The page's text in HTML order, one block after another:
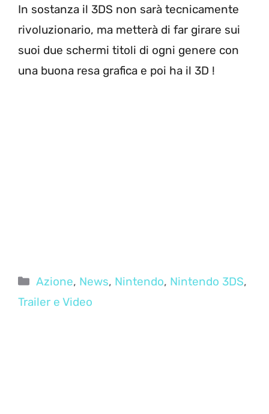
In sostanza il 3DS non sarà tecnicamente
rivoluzionario, ma metterà di far girare sui
suoi due schermi titoli di ogni genere con
una buona resa grafica e poi ha il 3D !
Categorie
Azione, News, Nintendo, Nintendo 3DS,
Trailer e Video